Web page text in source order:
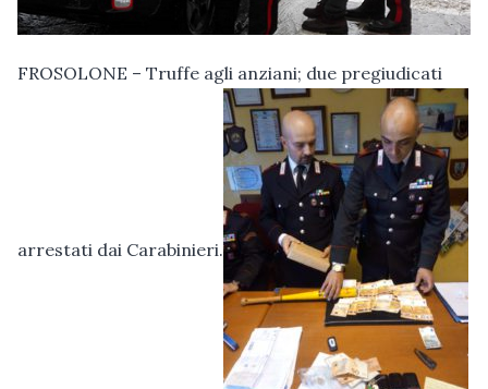
FROSOLONE – Truffe agli anziani; due pregiudicati
arrestati dai Carabinieri.